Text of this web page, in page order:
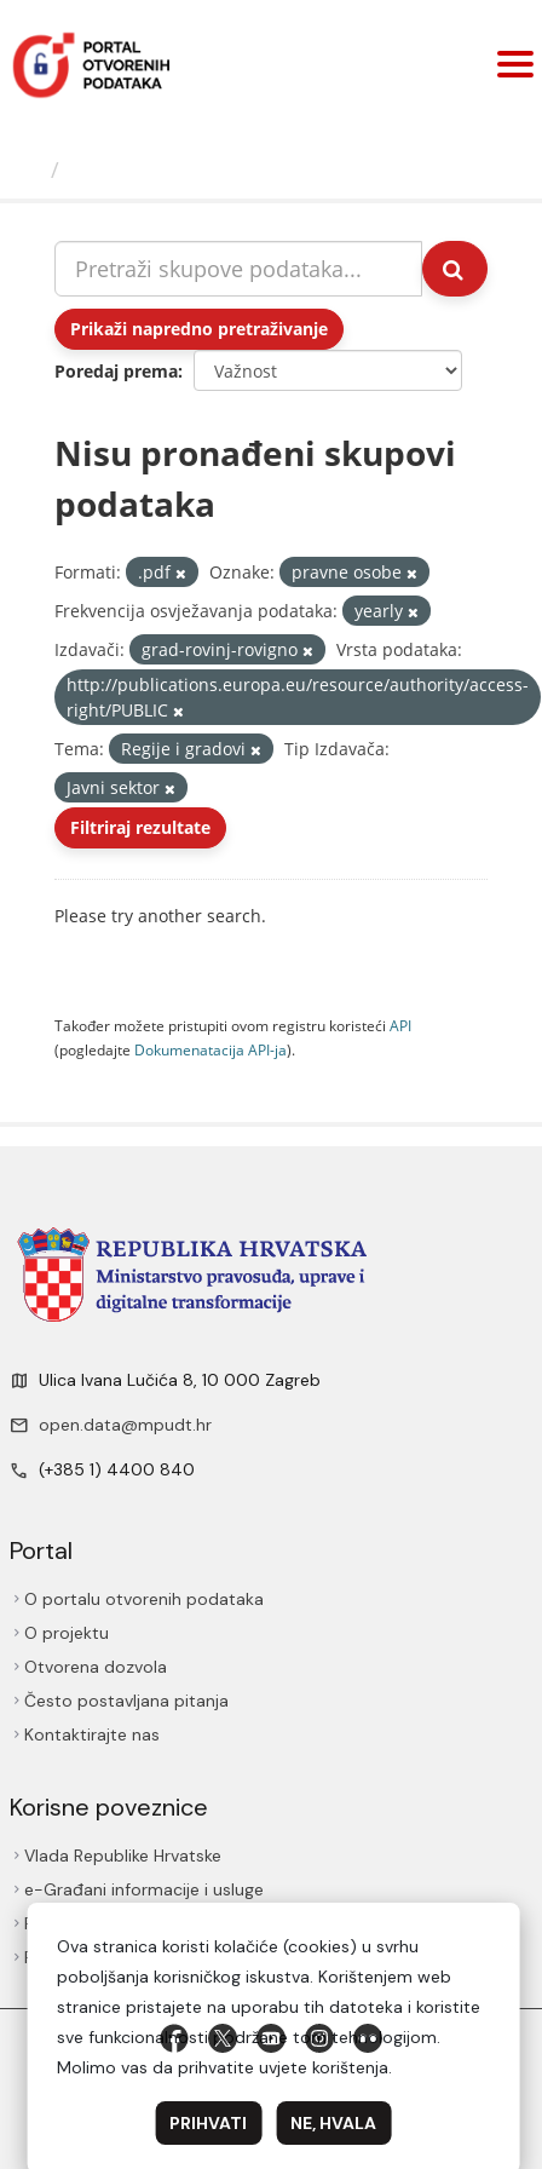
sadržaj
Prikaži napredno pretraživanje
Poredaj prema
Nisu pronađeni skupovi
podataka
Formati: .pdf Oznake:
pravne osobe
Frekvencija osvježavanja podataka:
yearly
Izdavači:
grad-rovinj-rovigno
Vrsta podataka:
http://publications.europa.eu/resource/authority/access-
right/PUBLIC
Tema:
Regije i gradovi
Tip Izdavača:
Javni sektor
Filtriraj rezultate
Please try another search.
Također možete pristupiti ovom registru koristeći API
(pogledajte Dokumenаtаcijа API-jа).